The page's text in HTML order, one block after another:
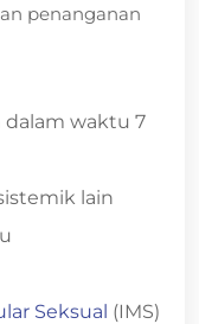
penanganan
waktu 7
lain
Seksual (IMS)